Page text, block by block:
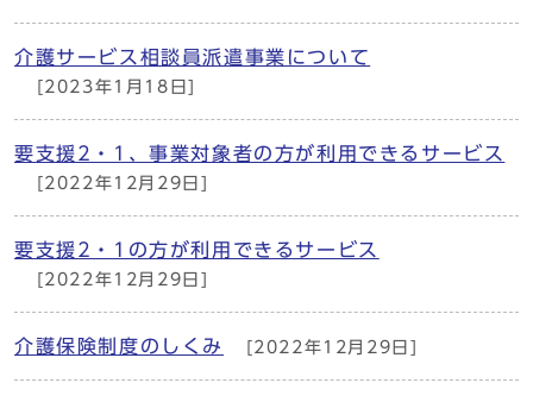
介護サービス相談員派遣事業について
[2023年1月18日]
要支援2・1、事業対象者の方が利用できるサービス
[2022年12月29日]
要支援2・1の方が利用できるサービス
[2022年12月29日]
介護保険制度のしくみ [2022年12月29日]